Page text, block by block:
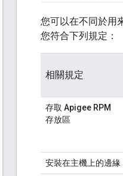
您可以在不同於用
您符合下列規定：
相關規定
存取 Apigee RPM
存放區
安裝在主機上的邊緣